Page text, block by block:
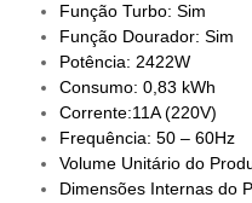
Função Turbo: Sim
Função Dourador: Sim
Potência: 2422W
Consumo: 0,83 kWh
Corrente:11A (220V)
Frequência: 50 – 60Hz
Volume Unitário do
Dimensões Internas do